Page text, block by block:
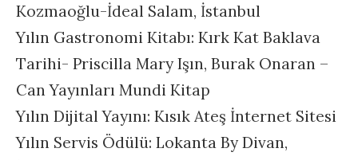
Kozmaoğlu-İdeal Salam, İstanbul
Yılın Gastronomi Kitabı: Kırk Kat Baklava
Tarihi- Priscilla Mary Işın, Burak Onaran –
Can Yayınları Mundi Kitap
Yılın Dijital Yayını: Kısık Ateş İnternet Sitesi
Yılın Servis Ödülü: Lokanta By Divan,